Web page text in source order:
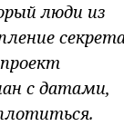
люди из
с датами,